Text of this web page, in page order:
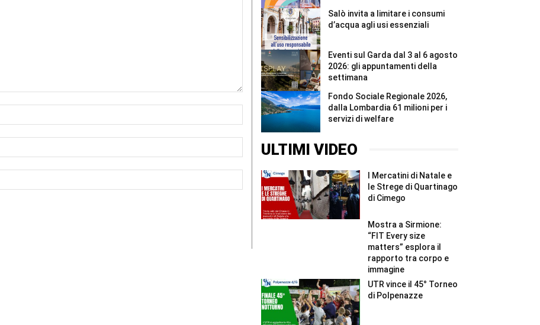
Nome:*
Email:*
Web:
Salò invita a limitare i consumi
d’acqua agli usi essenziali
Eventi sul Garda dal 3 al 6 agosto
2026: gli appuntamenti della
settimana
Fondo Sociale Regionale 2026,
dalla Lombardia 61 milioni per i
servizi di welfare
ULTIMI VIDEO
I Mercatini di Natale e
le Strege di Quartinago
di Cimego
Mostra a Sirmione:
“FIT Every size
matters” esplora il
rapporto tra corpo e
immagine
UTR vince il 45° Torneo
di Polpenazze